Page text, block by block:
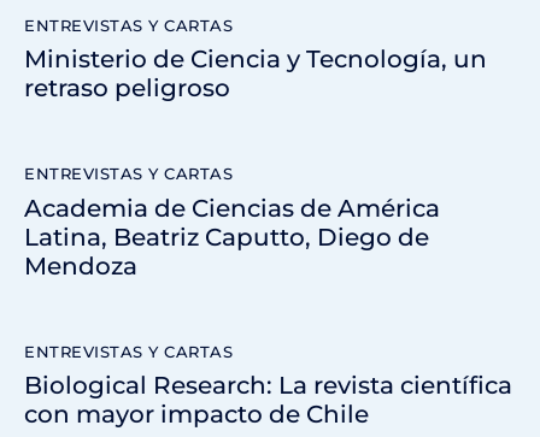
ENTREVISTAS Y CARTAS
Ministerio de Ciencia y Tecnología, un
retraso peligroso
ENTREVISTAS Y CARTAS
Academia de Ciencias de América
Latina, Beatriz Caputto, Diego de
Mendoza
ENTREVISTAS Y CARTAS
Biological Research: La revista científica
con mayor impacto de Chile